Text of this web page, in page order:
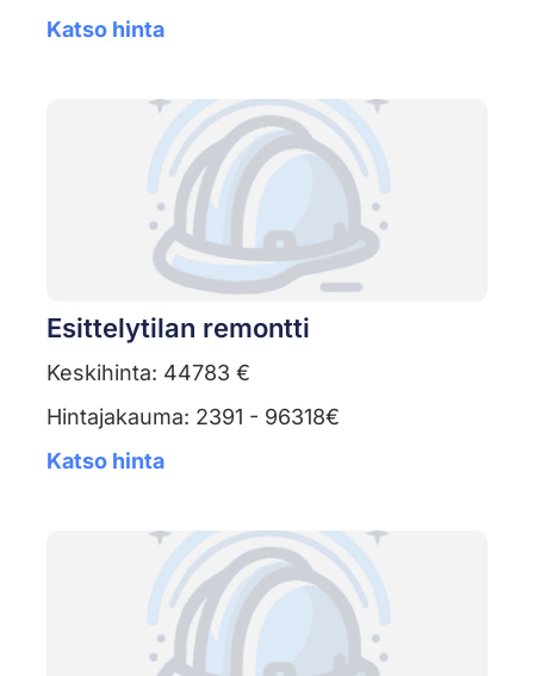
Katso hinta
Esittelytilan remontti
Keskihinta: 44783 €
Hintajakauma: 2391 - 96318€
Katso hinta